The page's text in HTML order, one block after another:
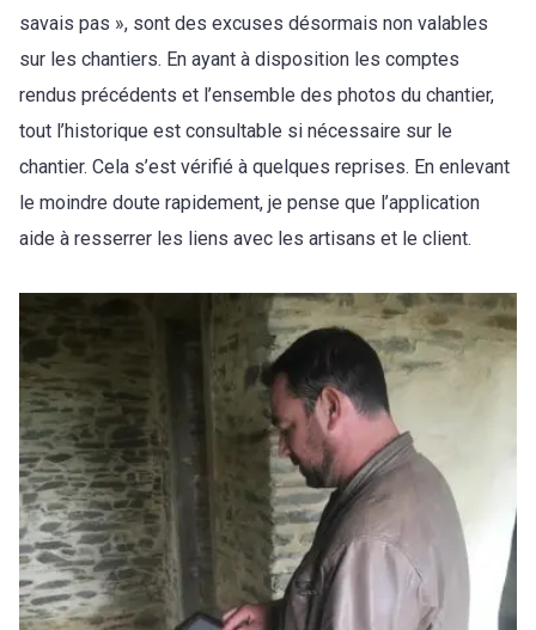
savais pas », sont des excuses désormais non valables
sur les chantiers. En ayant à disposition les comptes
rendus précédents et l’ensemble des photos du chantier,
tout l’historique est consultable si nécessaire sur le
chantier. Cela s’est vérifié à quelques reprises. En enlevant
le moindre doute rapidement, je pense que l’application
aide à resserrer les liens avec les artisans et le client.